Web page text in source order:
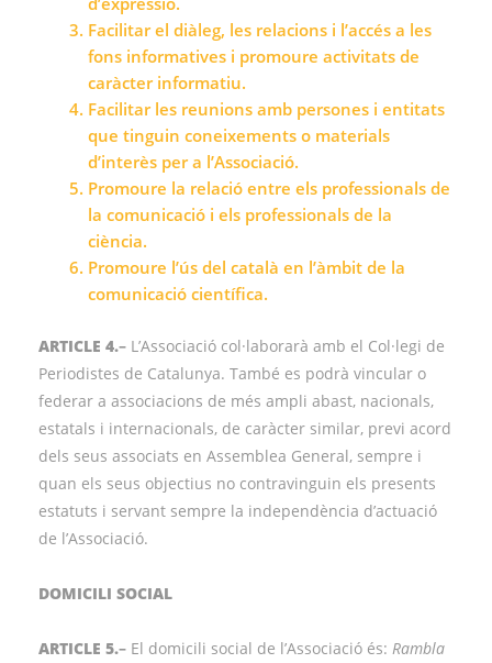
Facilitar el diàleg, les relacions i l’accés a les
fons informatives i promoure activitats de
caràcter informatiu.
Facilitar les reunions amb persones i entitats
que tinguin coneixements o materials
d’interès per a l’Associació.
Promoure la relació entre els professionals de
la comunicació i els professionals de la
ciència.
Promoure l’ús del català en l’àmbit de la
comunicació científica.
ARTICLE 4.– L’Associació col·laborarà amb el Col·legi de
Periodistes de Catalunya. També es podrà vincular o
federar a associacions de més ampli abast, nacionals,
estatals i internacionals, de caràcter similar, previ acord
dels seus associats en Assemblea General, sempre i
quan els seus objectius no contravinguin els presents
estatuts i servant sempre la independència d’actuació
de l’Associació.
DOMICILI SOCIAL
ARTICLE 5.– El domicili social de l’Associació és: Rambla